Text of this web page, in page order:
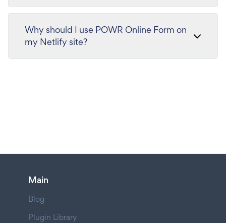
Why should I use POWR Online Form on
my Netlify site?
Main
Blog
Plugin Library